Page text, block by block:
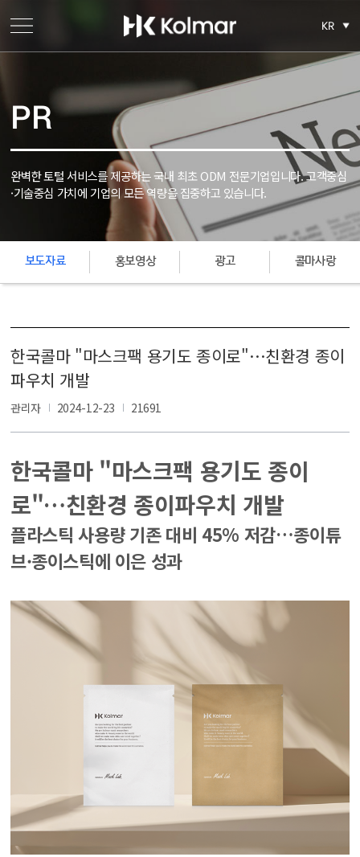
KR
PR
완벽한 토털 서비스를 제공하는 국내 최초 ODM 전문기업입니다.고객중심
·기술중심 가치에 기업의 모든 역량을 집중하고 있습니다.
보도자료 홍보영상 광고 콜마사랑
한국콜마 "마스크팩 용기도 종이로"…친환경 종이
파우치 개발
관리자 2024-12-23 21691
한국콜마 "마스크팩 용기도 종이
로"…친환경 종이파우치 개발
플라스틱 사용량 기존 대비 45% 저감…종이튜
브·종이스틱에 이은 성과